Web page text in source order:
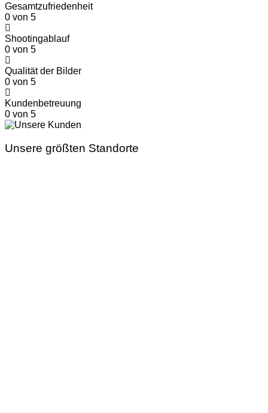
Gesamtzufriedenheit
0 von 5
Shootingablauf
0 von 5
Qualität der Bilder
0 von 5
Kundenbetreuung
0 von 5
Unsere größten Standorte